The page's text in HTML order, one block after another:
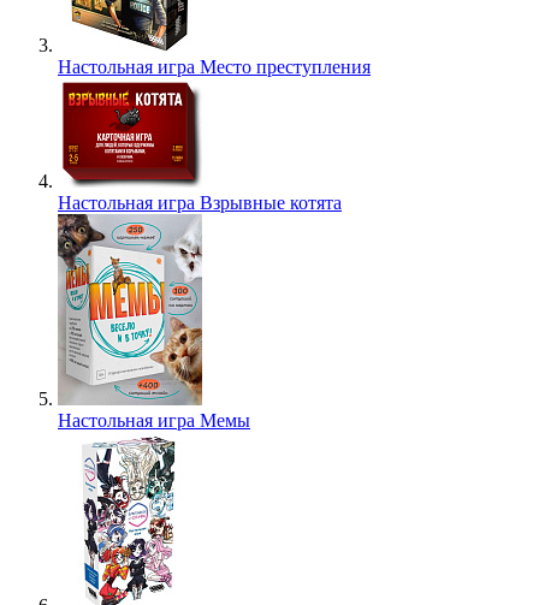
Настольная игра Место преступления
Настольная игра Взрывные котята
Настольная игра Мемы